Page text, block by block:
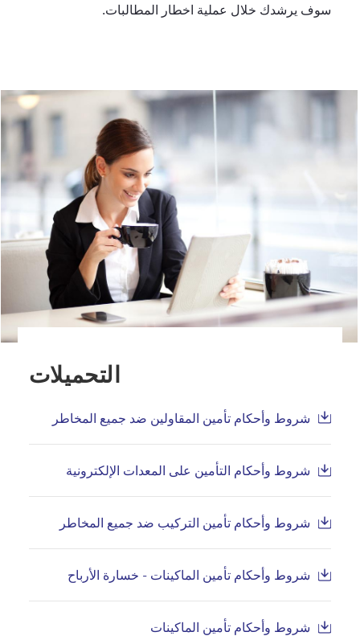
سوف يرشدك خلال عملية اخطار المطالبات.
التحميلات
شروط وأحكام تأمين المقاولين ضد جميع المخاطر
شروط وأحكام التأمين على المعدات الإلكترونية
شروط وأحكام تأمين التركيب ضد جميع المخاطر
شروط وأحكام تأمين الماكينات - خسارة الأرباح
شروط وأحكام تأمين الماكينات